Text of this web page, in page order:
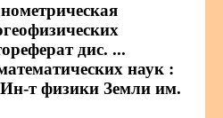
дис. ...
наук :
т физики Земли им.